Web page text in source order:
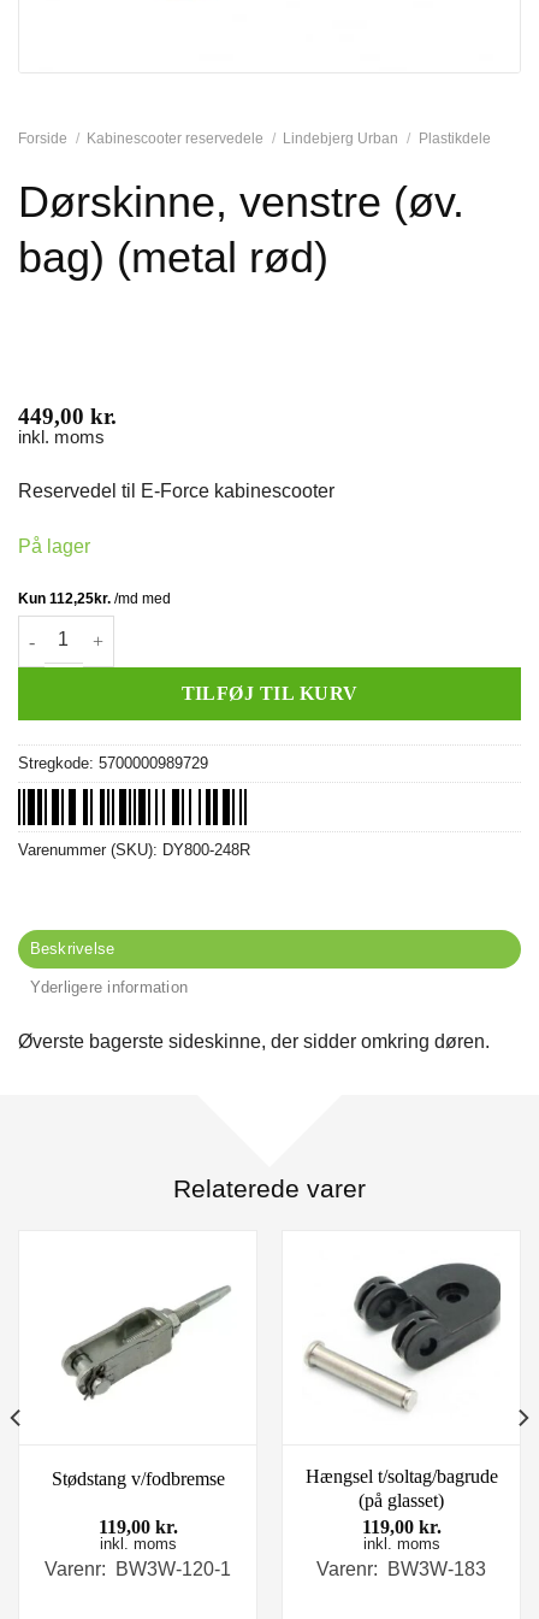
Forside / Kabinescooter reservedele / Lindebjerg Urban / Plastikdele
Dørskinne, venstre (øv.
bag) (metal rød)
449,00 kr.
inkl. moms
Reservedel til E-Force kabinescooter
På lager
Dørskinne, venstre (øv. bag) (metal rød) antal
TILFØJ TIL KURV
Stregkode: 5700000989729
Varenummer (SKU): DY800-248R
Beskrivelse
Yderligere information
Øverste bagerste sideskinne, der sidder omkring døren.
Relaterede varer
Stødstang v/fodbremse
119,00 kr.
inkl. moms
Varenr: BW3W-120-1
Hængsel t/soltag/bagrude
(på glasset)
119,00 kr.
inkl. moms
Varenr: BW3W-183